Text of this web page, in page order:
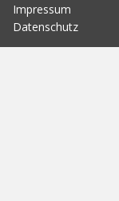
Impressum
Datenschutz